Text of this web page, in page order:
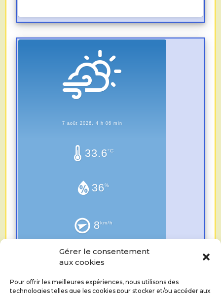
Gérer le consentement
aux cookies
Pour offrir les meilleures expériences, nous utilisons des
technologies telles que les cookies pour stocker et/ou accéder aux
7 août 2026, 4 h 06 min
33.6°C
36%
8km/h
0.0